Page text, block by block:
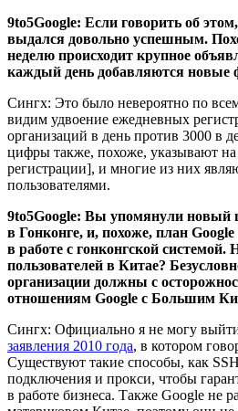
9to5Google: Если говорить об
выдался довольно успешным.
неделю происходит крупное
каждый день добавляются новые
Сингх: Это было невероятно по
видим удвоение ежедневных
организаций в день против 3000 в
цифры также, похоже, указывают
регистрации], и многие из них
пользователями.
9to5Google: Вы упомянули новый
в Гонконге, и, похоже, план
в работе с гонконгской системой.
пользователей в Китае?
организации должны с
отношениям Google с Большим
Сингх: Официально я не могу
заявления 2010 года, в котором
Существуют такие способы, как
подключения и прокси, чтобы
в работе бизнеса. Также Google не